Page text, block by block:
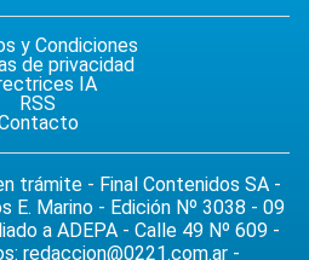
y Condiciones
de privacidad
IA
RSS
trámite - Final Contenidos SA -
E. Marino - Edición Nº 3038 - 09
a ADEPA - Calle 49 Nº 609 -
redaccion@0221.com.ar -